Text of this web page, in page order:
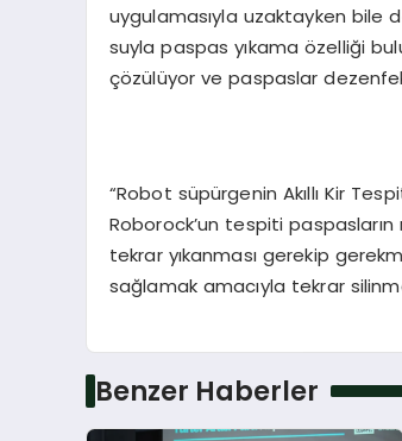
uygulamasıyla uzaktayken bile
suyla paspas yıkama özelliği
çözülüyor ve paspaslar
“Robot süpürgenin Akıllı Kir
Roborock’un tespiti
tekrar yıkanması gerekip
sağlamak amacıyla tekrar
Benzer Haberler